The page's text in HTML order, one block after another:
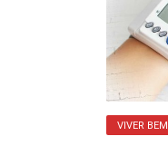
VIVER BEM